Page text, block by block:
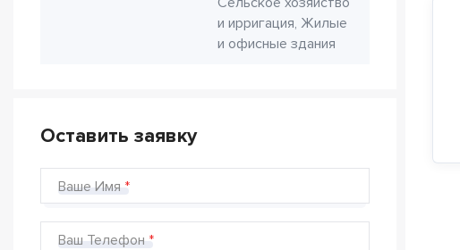
и ирригация, Жилые
и офисные здания
Оставить заявку
Ваше Имя
Ваш Телефон